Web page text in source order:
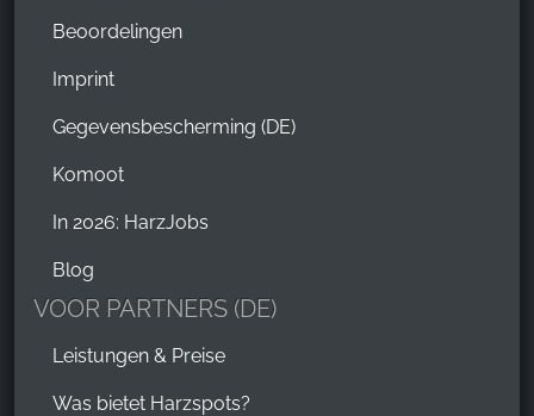
Beoordelingen
Imprint
Gegevensbescherming (DE)
Komoot
In 2026: HarzJobs
Blog
VOOR PARTNERS (DE)
Leistungen & Preise
Was bietet Harzspots?